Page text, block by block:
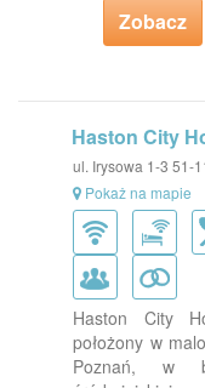
Zobacz
Haston City
ul. Irysowa 1-3 51-
Pokaż na mapie
Haston City
położony w
Poznań, w